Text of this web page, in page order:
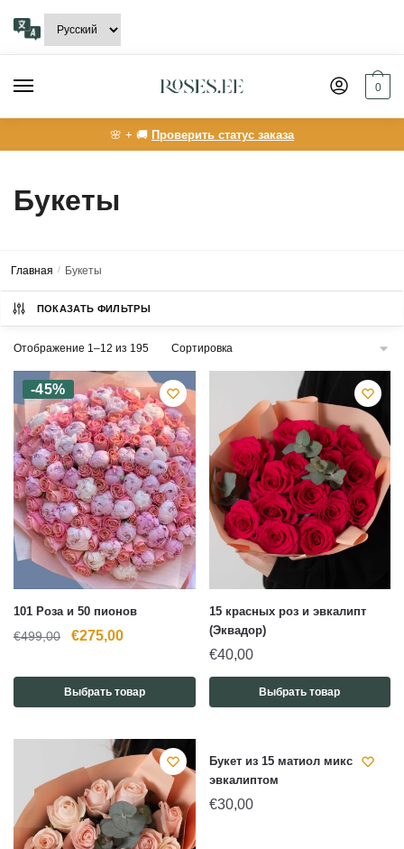
navigation
content
0
🌸 + 🚚 Проверить статус заказа
Букеты
Главная / Букеты
ПОКАЗАТЬ ФИЛЬТРЫ
Отображение 1–12 из 195
-45%
101 Роза и 50 пионов
€499,00
Первоначальная
составляла
€499,00.
€275,00Текущая
€275,00.
Выбрать товар
15 красных роз и эвкалипт
(Эквадор)
€40,00
Выбрать товар
Букет из 15 матиол микс с
эвкалиптом
€30,00